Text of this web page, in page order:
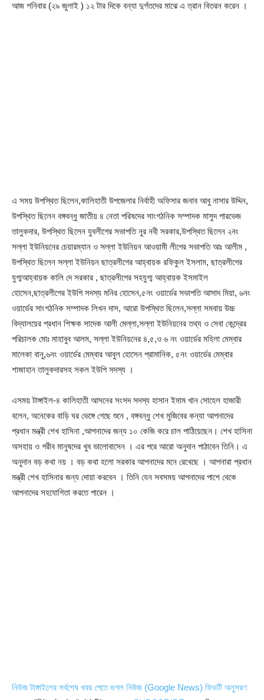
আজ শনিবার (২৯ জুলাই ) ১২ টার দিকে বন্যা দুর্গতদের মাঝে এ ত্রান বিতরন করেন ।
এ সময় উপস্থিত ছিলেন,কালিহাতী উপজেলার নির্বাহী অফিসার জনাব আবু নাসার উদ্দিন,
উপস্থিত ছিলেন বঙ্গবন্ধু জাতীয় ৪ নেতা পরিষদের সাংগঠনিক সম্পাদক মাসুদ পারভেজ
তালুকদার, উপস্থিত ছিলেন যুবলীগের সভাপতি নুর নবী সরকার,উপস্থিত ছিলেন ২নং
সল্লা ইউনিয়নের চেয়ারম্যান ও সল্লা ইউনিয়ন আওয়ামী লীগের সভাপতি আঃ আলীম ,
উপস্থিত ছিলেন সল্লা ইউনিয়ন ছাত্রলীগের আহ্বায়ক রফিকুল ইসলাম, ছাত্রলীগের
যুগ্মআহ্বায়ক কালি দে সরকার , ছাত্রলীগের সহযুগ্ম আহ্বায়ক ইসমাইল
হোসেন,ছাত্রলীগের ইউপি সদস্য মনির হোসেন,৫নং ওয়ার্ডের সভাপতি আসাদ মিয়া, ৬নং
ওয়ার্ডের সাংগঠনিক সম্পাদক লিখন দাস, আরো উপস্থিত ছিলেন,সল্লা সমবায় উচ্চ
বিদ্যালয়ের প্রধান শিক্ষক সাদেক আলী মেল্লা,সল্লা ইউনিয়নের তথ্য ও সেবা কেন্দ্রের
পরিচালক মোঃ মাহাবুব আলম, সল্লা ইউনিয়নের ৪,৫,ও ৬ নং ওয়ার্ডের মহিলা মেম্বার
মালেকা বানু,৬নং ওয়ার্ডের মেম্বার আবুল হোসেন প্রামানিক, ৫নং ওয়ার্ডের মেম্বার
শাজাহান তালুকদারসহ সকল ইউপি সদস্য ।
এসময় টাঙ্গাইল-৪ কালিহাতী আসনের সংসদ সদস্য হাসান ইমাম খান সোহেল হাজারী
বলেন, অনেকের বাড়ি ঘর ভেঙ্গে গেছে শুনে , বঙ্গবন্ধু শেখ মুজিবের কন্যা আপনাদের
প্রধান মন্ত্রী শেখ হাসিনা ,আপনাদের জন্য ১০ কেজি করে চাল পাঠিয়েছেন। শেখ হাসিনা
অসহায় ও গরীব মানুষদের খুব ভালোবাসেন । এর পরে আরো অনুদান পাঠাবেন তিনি। এ
অনুদান বড় কথা নয় । বড় কথা হলো সরকার আপনাদের মনে রেখেছে । আপনারা প্রধান
মন্ত্রী শেখ হাসিনার জন্য দোয়া করবেন । তিনি যেন সবসময় আপনাদের পাশে থেকে
আপনাদের সহযোগিতা করতে পারেন ।
নিউজ টাঙ্গাইলের সর্বশেষ খবর পেতে গুগল নিউজ (Google News) ফিডটি অনুসরণ